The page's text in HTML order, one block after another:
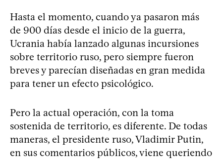
Hasta el momento, cuando ya pasaron más
de 900 días desde el inicio de la guerra,
Ucrania había lanzado algunas incursiones
sobre territorio ruso, pero siempre fueron
breves y parecían diseñadas en gran medida
para tener un efecto psicológico.
Pero la actual operación, con la toma
sostenida de territorio, es diferente. De todas
maneras, el presidente ruso, Vladimir Putin,
en sus comentarios públicos, viene queriendo